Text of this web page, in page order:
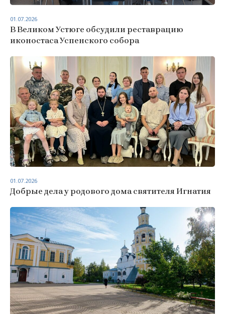
В Великом Устюге обсудили реставрацию
иконостаса Успенского собора
01.07.2026
Добрые дела у родового дома святителя Игнатия
01.07.2026